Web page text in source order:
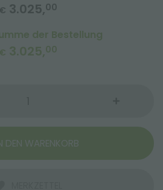
€ 3.025,00
der Bestellung
€ 3.025,00
DEN WARENKORB